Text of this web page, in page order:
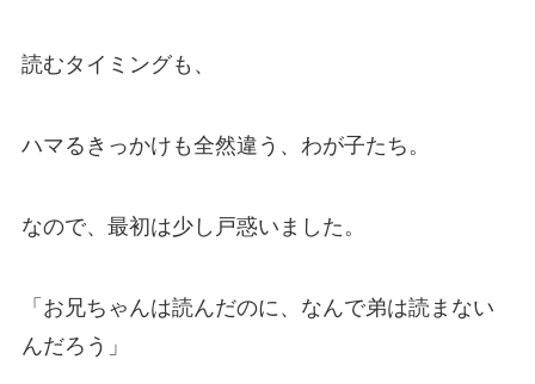
読むタイミングも、
ハマるきっかけも全然違う、わが子たち。
なので、最初は少し戸惑いました。
「お兄ちゃんは読んだのに、なんで弟は読まない
んだろう」